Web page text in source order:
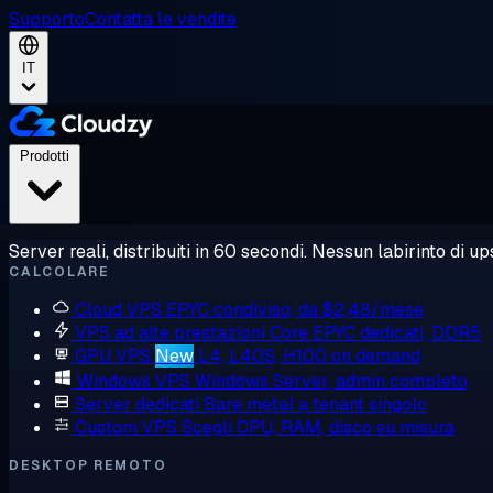
SupportoContatta le vendite
IT
Server reali, distribuiti in 60 secondi. Nessun labirinto di
CALCOLARE
Cloud VPS EPYC condiviso, da $2,48/mese
VPS ad alte prestazioni Core EPYC dedicati, DDR5
GPU VPS New L4, L40S, H100 on demand
Windows VPS Windows Server, admin completo
Server dedicati Bare metal a tenant singolo
Custom VPS Scegli CPU, RAM, disco su misura
DESKTOP REMOTO